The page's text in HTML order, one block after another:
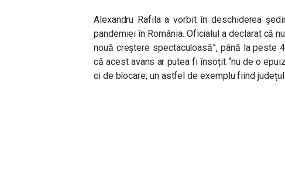
Alexandru Rafila a vorbit în deschiderea
pandemiei în România. Oficialul a declarat că
nouă creștere spectaculoasă”, până la
că acest avans ar putea fi însoțit “nu de o
ci de blocare, un astfel de exemplu fiind județul